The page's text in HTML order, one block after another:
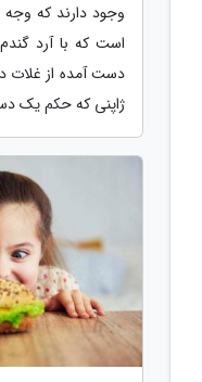
وجود دارند که
است که با آرد گندم
دست آمده از غلات
ژاپنی که حکم یک